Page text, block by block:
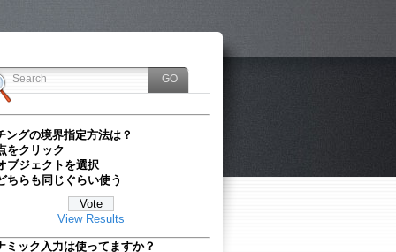
ングの境界指定方法は？
をクリック
ブジェクトを選択
ちらも同じぐらい使う
View Results
ミック入力は使ってますか？